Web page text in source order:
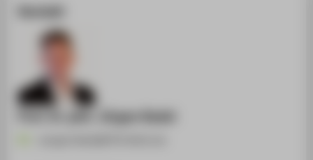
Kontakt
Prof. Dr. phil. Jürgen Radel
ÜBER DIE HTW BERLIN